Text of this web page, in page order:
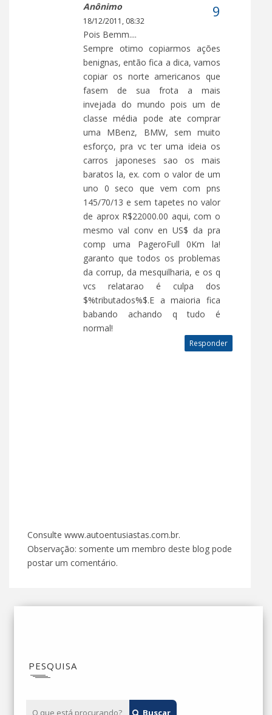
Anônimo
18/12/2011, 08:32
Pois Bemm....
Sempre otimo copiarmos ações
benignas, então fica a dica, vamos
copiar os norte americanos que
fasem de sua frota a mais
invejada do mundo pois um de
classe média pode ate comprar
uma MBenz, BMW, sem muito
esforço, pra vc ter uma ideia os
carros japoneses sao os mais
baratos la, ex. com o valor de um
uno 0 seco que vem com pns
145/70/13 e sem tapetes no valor
de aprox R$22000.00 aqui, com o
mesmo val conv en US$ da pra
comp uma PageroFull 0Km la!
garanto que todos os problemas
da corrup, da mesquilharia, e os q
vcs relatarao é culpa dos
$%tributados%$.E a maioria fica
babando achando q tudo é
normal!
Responder
Consulte www.autoentusiastas.com.br.
Observação: somente um membro deste blog pode
postar um comentário.
PESQUISA